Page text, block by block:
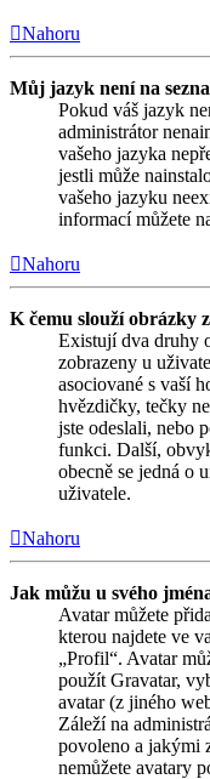
Nahoru
Můj jazyk není na
Pokud váš jazyk
administrátor
vašeho jazyka
jestli může
vašeho jazyku
informací můžete
Nahoru
K čemu slouží obrázky
Existují dva druhy
zobrazeny u
asociované s vaší
hvězdičky, tečky
jste odeslali, nebo
funkci. Další,
obecně se jedná o
uživatele.
Nahoru
Jak můžu u svého
Avatar můžete
kterou najdete ve
„Profil“. Avatar
použít Gravatar,
avatar (z jiného
Záleží na
povoleno a jakými
nemůžete avatary